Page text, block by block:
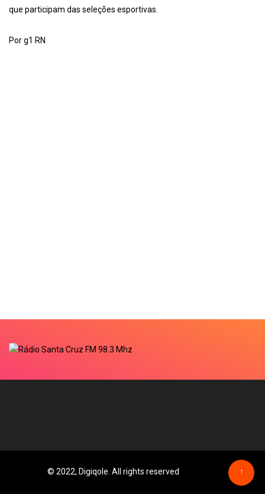
que participam das seleções esportivas.
Por g1 RN
© 2022, Digiqole. All rights reserved ↑